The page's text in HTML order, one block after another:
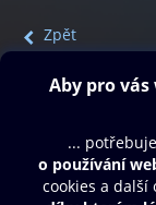
Zpět
Obsah ke stažení
Moje O2 Knihovna